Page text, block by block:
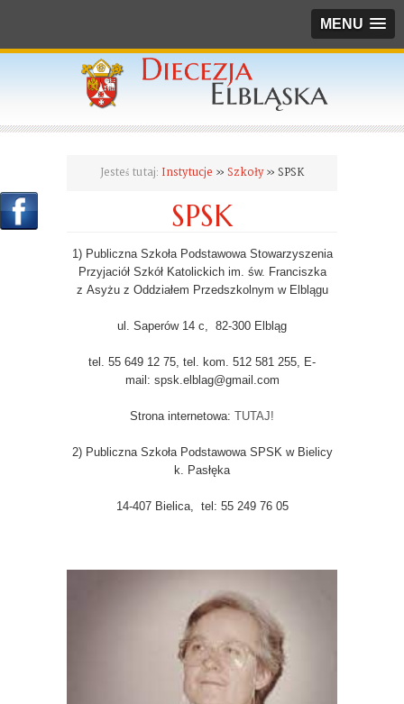
MENU
Jesteś tutaj: Instytucje » Szkoły» SPSK
SPSK
1) Publiczna Szkoła Podstawowa Stowarzyszenia
Przyjaciół Szkół Katolickich im. św. Franciszka
z Asyżu z Oddziałem Przedszkolnym w Elblągu
ul. Saperów 14 c, 82-300 Elbląg
tel. 55 649 12 75, tel. kom. 512 581 255, E-
mail: spsk.elblag@gmail.com
Strona internetowa: TUTAJ!
2) Publiczna Szkoła Podstawowa SPSK w Bielicy
k. Pasłęka
14-407 Bielica, tel: 55 249 76 05